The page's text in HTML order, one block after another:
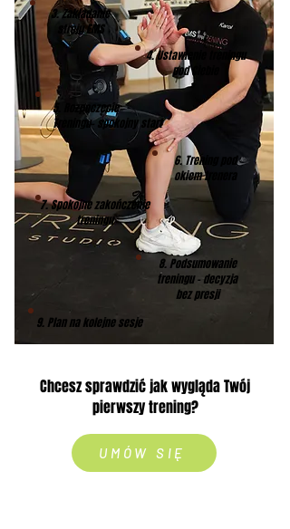
3. Zakładanie
stroju EMS
4. Ustawienie treningu
pod Ciebie
6. Trening pod
okiem trenera
5. Rozpoczęcie
Treningu- spokojny start
7. Spokojne zakończenie
treningu
8. Podsumowanie
treningu - decyzja
bez presji
9. Plan na kolejne sesje
Chcesz sprawdzić jak wygląda Twój
pierwszy trening?
UMÓW SIĘ